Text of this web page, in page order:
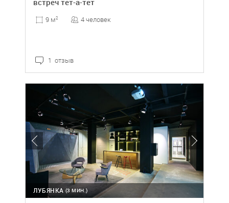
встреч тет-а-тет
9 м2 4 человек
1 отзыв
(3 МИН.)
ЛУБЯНКА